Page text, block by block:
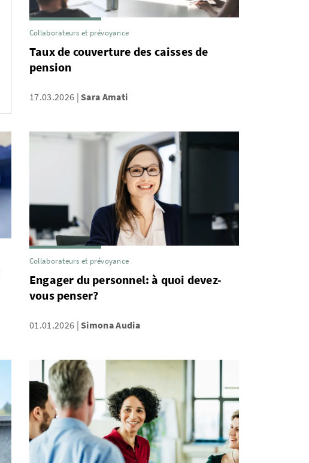
Collaborateurs et prévoyance
Taux de couverture des caisses de
pension
17.03.2026 Sara Amati
Collaborateurs et prévoyance
Engager du personnel: à quoi devez-
vous penser?
01.01.2026 Simona Audia